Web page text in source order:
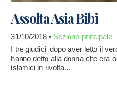
Assolta Asia Bibi
31/10/2018 • Sezione principale
I tre giudici, dopo aver letto il
hanno detto alla donna che era
islamici in rivolta...